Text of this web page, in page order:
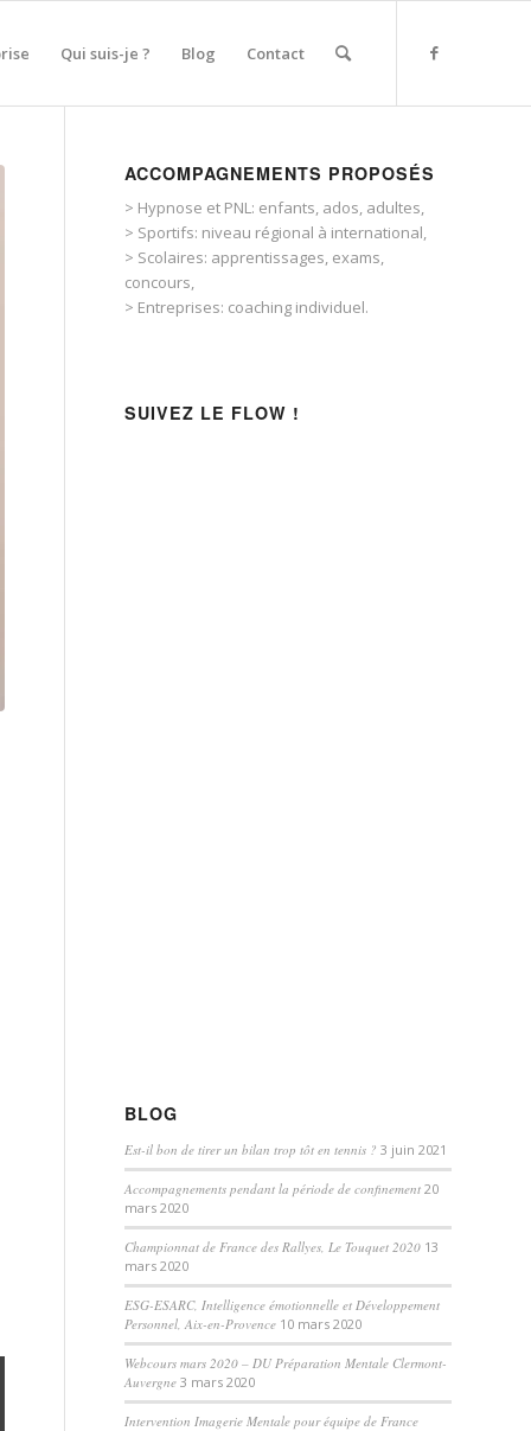
Qui suis-je ? Blog Contact
ACCOMPAGNEMENTS PROPOSÉS
> Hypnose et PNL: enfants, ados, adultes,
> Sportifs: niveau régional à international,
> Scolaires: apprentissages, exams,
concours,
> Entreprises: coaching individuel.
SUIVEZ LE FLOW !
BLOG
Est-il bon de tirer un bilan trop tôt en tennis ? 3 juin 2021
Accompagnements pendant la période de confinement 20
mars 2020
Championnat de France des Rallyes, Le Touquet 2020 13
mars 2020
ESG-ESARC, Intelligence émotionnelle et Développement
Personnel, Aix-en-Provence 10 mars 2020
Webcours mars 2020 – DU Préparation Mentale Clermont-
Auvergne 3 mars 2020
Intervention Imagerie Mentale pour équipe de France